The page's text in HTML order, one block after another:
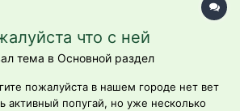
что с ней
тема в Основной раздел
пожалуйста в нашем городе нет вет
активный попугай, но уже несколько